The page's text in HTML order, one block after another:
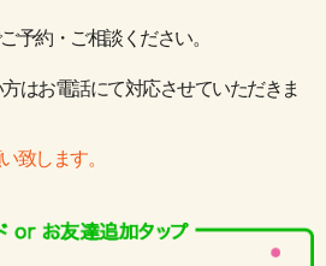
予約・ご相談ください。
はお電話にて対応させていただきま
致します。